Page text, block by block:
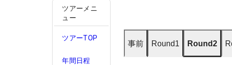
ツアーメニ
ュー
ツアーTOP
年間日程
事前 Round1 Round2